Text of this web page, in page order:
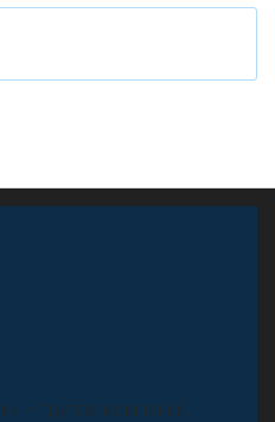
– группа компаний,